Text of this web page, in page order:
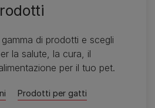
gamma di prodotti e scegli
la salute, la cura, il
per il tuo pet.
Prodotti per gatti